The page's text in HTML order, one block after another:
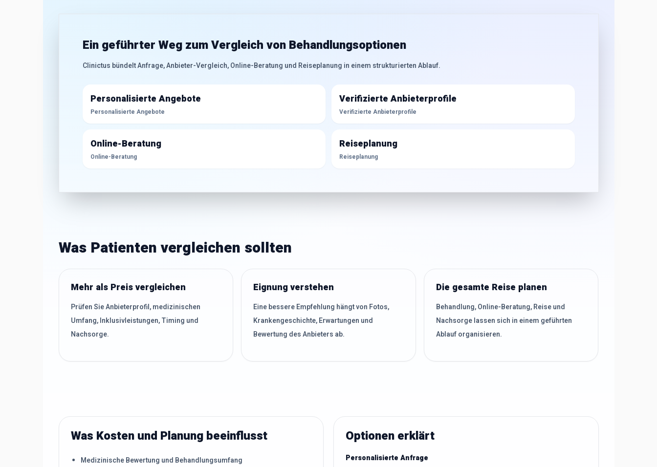
Ein geführter Weg zum Vergleich von Behandlungsoptionen
Clinictus bündelt Anfrage, Anbieter-Vergleich, Online-Beratung und Reiseplanung in einem strukturierten Ablauf.
Personalisierte Angebote
Personalisierte Angebote
Verifizierte Anbieterprofile
Verifizierte Anbieterprofile
Online-Beratung
Online-Beratung
Reiseplanung
Reiseplanung
Was Patienten vergleichen sollten
Mehr als Preis vergleichen
Prüfen Sie Anbieterprofil, medizinischen
Umfang, Inklusivleistungen, Timing und
Nachsorge.
Eignung verstehen
Eine bessere Empfehlung hängt von Fotos,
Krankengeschichte, Erwartungen und
Bewertung des Anbieters ab.
Die gesamte Reise planen
Behandlung, Online-Beratung, Reise und
Nachsorge lassen sich in einem geführten
Ablauf organisieren.
Was Kosten und Planung beeinflusst
Medizinische Bewertung und Behandlungsumfang
Optionen erklärt
Personalisierte Anfrage